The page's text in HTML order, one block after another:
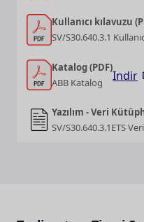
Kullanıcı kılavuzu
SV/S30.640.3.1
Katalog (PDF)
ABB Katalog
Indir
Yazılım - Veri
SV/S30.640.3.1ETS Veri